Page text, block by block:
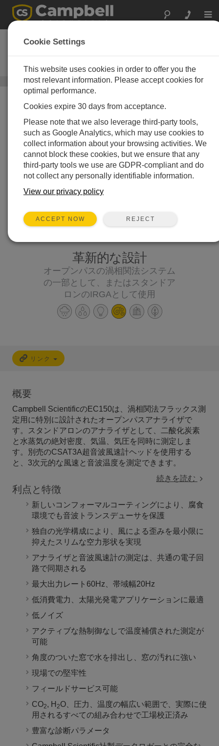
EC150
CO2/H2Oオープンパスガスアナラ
イザ
オープンパス渦相関法システム / EC150
革新的な設計
オープンパスの渦相関法システム
の一部として、またはスタンドア
ロンのIRGAとして使用
リンク
概要
Campbell ScientificのEC150は、渦相関法フラックス測
定用に特別に設計されたオープンパスアナライザで
す。スタンドアロンのアナライザとして、二酸化炭素
と水蒸気の絶対密度、気温、気圧を同時に測定しま
す。別売のCSAT3A超音波風速計ヘッドを使用する
と、3次元的な風速と音波温度を測定できます。
続きを読む
利点と特徴
新しいコンフォーマルコーティングにより、腐食
環境でも音波トランスデューサを保護
独自の光学構成により、風による歪みを最小限に
抑えたスリムな空力形状を実現
アナライザと音波風速計の測定は、共通の電子回
路で同期される
最大出力レート60Hz、帯域幅20Hz
低消費電力、太陽光発電アプリケーションに最適
低ノイズ
アクティブな熱制御なしで温度補償された測定が
可能
角度のついた窓で水を排出し、窓の汚れに強い
現場での堅牢性
フィールドサービス可能
CO2, H 2O、圧力、温度の幅広い範囲で、実際に使
用されるすべての組み合わせで工場校正済み
豊富な診断パラメータ
Cookie Settings
This website uses cookies in order to offer you the
most relevant information. Please accept cookies for
optimal performance.
Cookies expire 30 days from acceptance.
Please note that we also leverage third-party tools,
such as Google Analytics, which may use cookies to
collect information about your browsing activities. We
cannot block these cookies, but we ensure that any
third-party tools we use are GDPR-compliant and do
not collect any personally identifiable information.
View our privacy policy
ACCEPT NOW REJECT